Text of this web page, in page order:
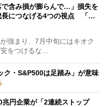
で含み損が膨らんで…」損失を
長につなげる4つの視点 「…
強まり、7月中旬にはキオク
をつけるな…
ク・S&P500は足踏み」が意味
兆円企業が「2連続ストップ